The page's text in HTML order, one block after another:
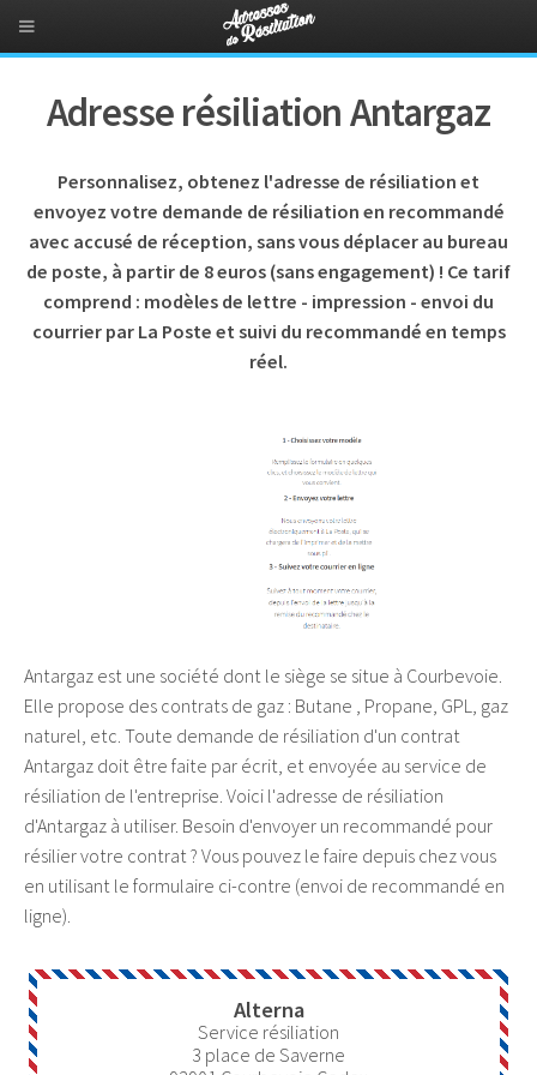
Adresse résiliation Antargaz
Personnalisez, obtenez l'adresse de résiliation et
envoyez votre demande de résiliation en recommandé
avec accusé de réception, sans vous déplacer au bureau
de poste, à partir de 8 euros (sans engagement) ! Ce tarif
comprend : modèles de lettre - impression - envoi du
courrier par La Poste et suivi du recommandé en temps
réel.
Antargaz est une société dont le siège se situe à Courbevoie.
Elle propose des contrats de gaz : Butane , Propane, GPL, gaz
naturel, etc. Toute demande de résiliation d'un contrat
Antargaz doit être faite par écrit, et envoyée au service de
résiliation de l'entreprise. Voici l'adresse de résiliation
d'Antargaz à utiliser. Besoin d'envoyer un recommandé pour
résilier votre contrat ? Vous pouvez le faire depuis chez vous
en utilisant le formulaire ci-contre (envoi de recommandé en
ligne).
Alterna
Service résiliation
3 place de Saverne